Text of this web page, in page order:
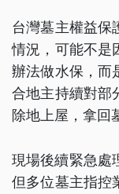
台灣墓主權益保
情況，可能不是
辦法做水保，而
合地主持續對部
除地上屋，拿回
現場後續緊急處
但多位墓主指控